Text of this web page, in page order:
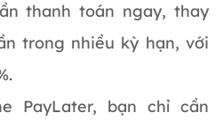
thanh toán ngay, thay
trong nhiều kỳ hạn, với
PayLater, bạn chỉ cần